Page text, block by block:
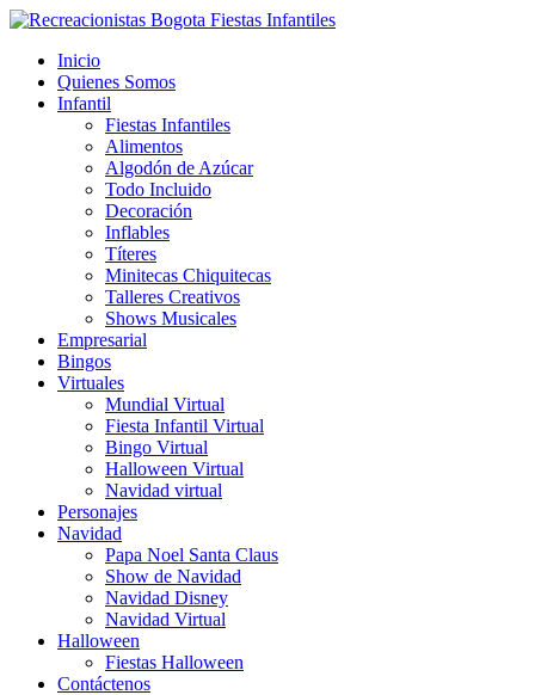
Inicio
Quienes Somos
Infantil
Fiestas Infantiles
Alimentos
Algodón de Azúcar
Todo Incluido
Decoración
Inflables
Títeres
Minitecas Chiquitecas
Talleres Creativos
Shows Musicales
Empresarial
Bingos
Virtuales
Mundial Virtual
Fiesta Infantil Virtual
Bingo Virtual
Halloween Virtual
Navidad virtual
Personajes
Navidad
Papa Noel Santa Claus
Show de Navidad
Navidad Disney
Navidad Virtual
Halloween
Fiestas Halloween
Contáctenos